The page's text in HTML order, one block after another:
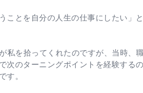
ことを自分の人生の仕事にしたい」
私を拾ってくれたのですが、当時、
次のターニングポイントを経験する
す。